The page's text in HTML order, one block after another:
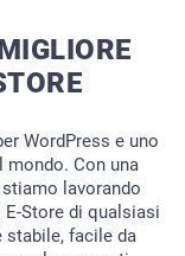
WordPress e uno
mondo. Con una
lavorando
Store di qualsiasi
stabile, facile da